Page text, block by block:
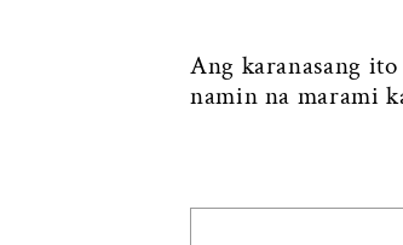
Ang karanasang
namin na marami